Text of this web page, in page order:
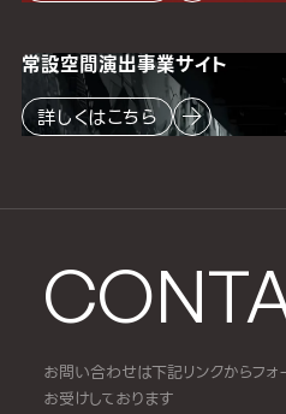
お問い合わせは下記リンクからフォ
お受けしております
常設空間演出事業サイト
詳しくはこちら